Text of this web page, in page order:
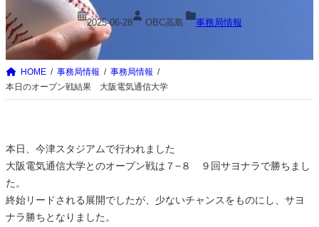
2025-06-28 OBC高島 事務局情報
HOME 事務局情報
事務局情報
本日のオープン戦結果 大阪電気通信大学
本日、今津スタジアムで行われました
大阪電気通信大学とのオープン戦は７−８ ９回サヨナラで勝ちまし
た。
終始リードされる展開でしたが、少ないチャンスをものにし、サヨ
ナラ勝ちとなりました。